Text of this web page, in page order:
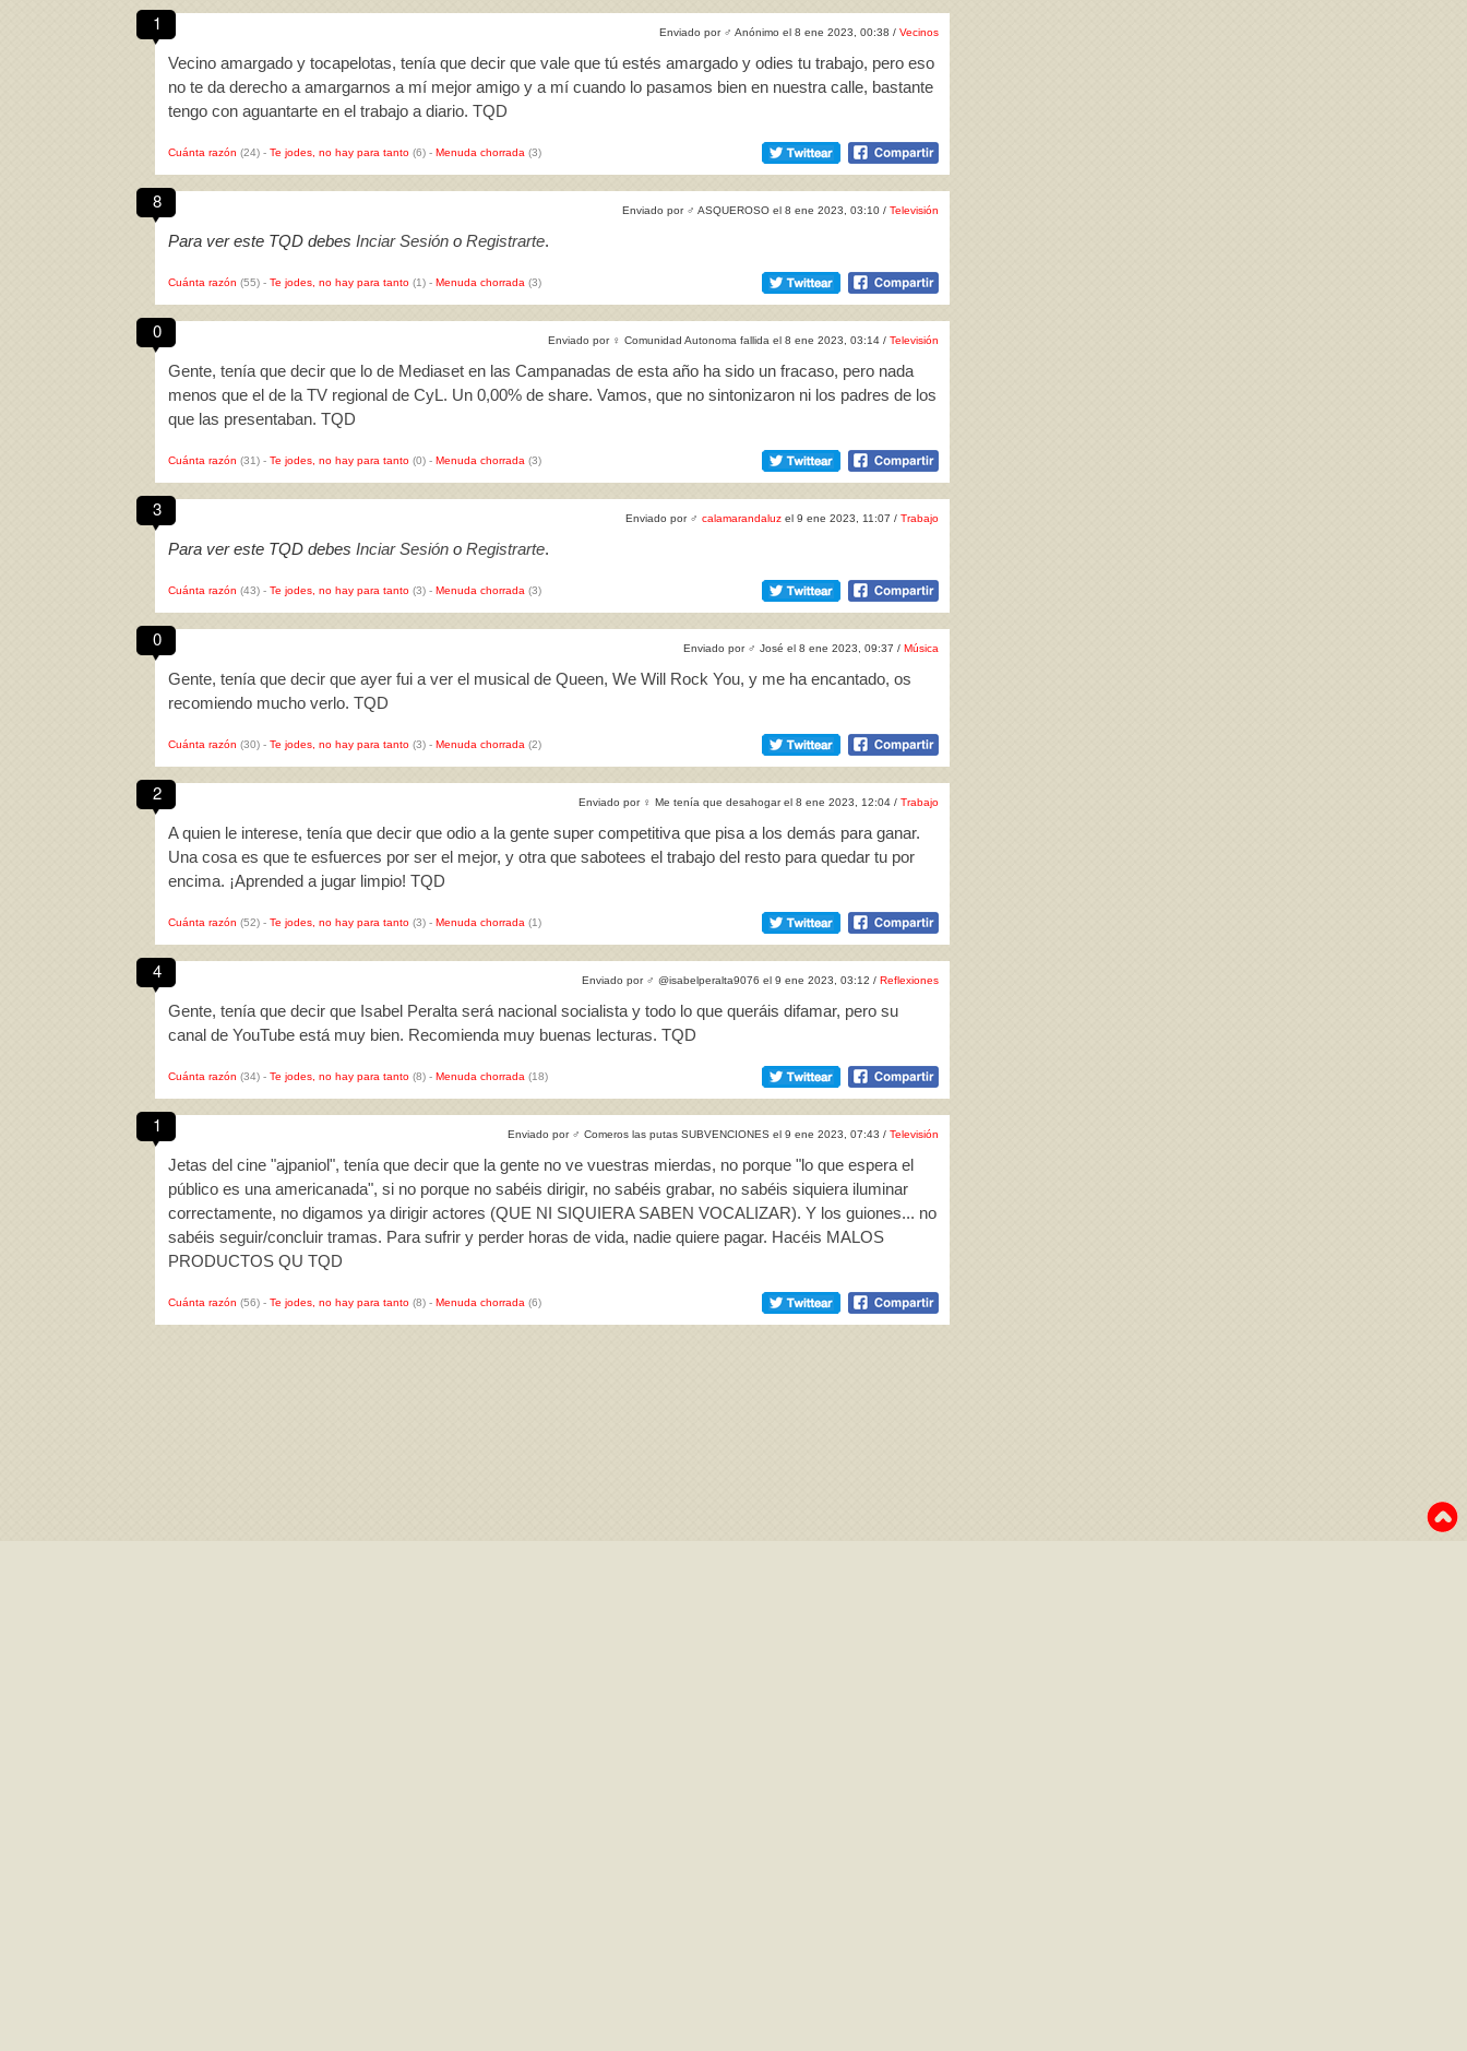
1 Enviado por ♂ Anónimo el 8 ene 2023, 00:38 / Vecinos
Vecino amargado y tocapelotas, tenía que decir que vale que tú estés amargado y odies tu trabajo, pero eso
no te da derecho a amargarnos a mí mejor amigo y a mí cuando lo pasamos bien en nuestra calle, bastante
tengo con aguantarte en el trabajo a diario. TQD
Cuánta razón (24) - Te jodes, no hay para tanto (6) - Menuda chorrada (3)
8 Enviado por ♂ ASQUEROSO el 8 ene 2023, 03:10 / Televisión
Para ver este TQD debes Inciar Sesión o Registrarte.
Cuánta razón (55) - Te jodes, no hay para tanto (1) - Menuda chorrada (3)
0 Enviado por ♀ Comunidad Autonoma fallida el 8 ene 2023, 03:14 / Televisión
Gente, tenía que decir que lo de Mediaset en las Campanadas de esta año ha sido un fracaso, pero nada
menos que el de la TV regional de CyL. Un 0,00% de share. Vamos, que no sintonizaron ni los padres de los
que las presentaban. TQD
Cuánta razón (31) - Te jodes, no hay para tanto (0) - Menuda chorrada (3)
3 Enviado por ♂ calamarandaluz el 9 ene 2023, 11:07 / Trabajo
Para ver este TQD debes Inciar Sesión o Registrarte.
Cuánta razón (43) - Te jodes, no hay para tanto (3) - Menuda chorrada (3)
0 Enviado por ♂ José el 8 ene 2023, 09:37 / Música
Gente, tenía que decir que ayer fui a ver el musical de Queen, We Will Rock You, y me ha encantado, os
recomiendo mucho verlo. TQD
Cuánta razón (30) - Te jodes, no hay para tanto (3) - Menuda chorrada (2)
2 Enviado por ♀ Me tenía que desahogar el 8 ene 2023, 12:04 / Trabajo
A quien le interese, tenía que decir que odio a la gente super competitiva que pisa a los demás para ganar.
Una cosa es que te esfuerces por ser el mejor, y otra que sabotees el trabajo del resto para quedar tu por
encima. ¡Aprended a jugar limpio! TQD
Cuánta razón (52) - Te jodes, no hay para tanto (3) - Menuda chorrada (1)
4 Enviado por ♂ @isabelperalta9076 el 9 ene 2023, 03:12 / Reflexiones
Gente, tenía que decir que Isabel Peralta será nacional socialista y todo lo que queráis difamar, pero su
canal de YouTube está muy bien. Recomienda muy buenas lecturas. TQD
Cuánta razón (34) - Te jodes, no hay para tanto (8) - Menuda chorrada (18)
1 Enviado por ♂ Comeros las putas SUBVENCIONES el 9 ene 2023, 07:43 / Televisión
Jetas del cine "ajpaniol", tenía que decir que la gente no ve vuestras mierdas, no porque "lo que espera el
público es una americanada", si no porque no sabéis dirigir, no sabéis grabar, no sabéis siquiera iluminar
correctamente, no digamos ya dirigir actores (QUE NI SIQUIERA SABEN VOCALIZAR). Y los guiones... no
sabéis seguir/concluir tramas. Para sufrir y perder horas de vida, nadie quiere pagar. Hacéis MALOS
PRODUCTOS QU TQD
Cuánta razón (56) - Te jodes, no hay para tanto (8) - Menuda chorrada (6)